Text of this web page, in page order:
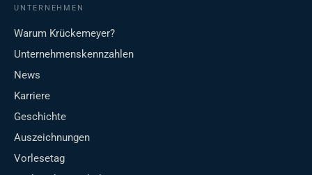
UNTERNEHMEN
Warum Krückemeyer?
Unternehmenskennzahlen
News
Karriere
Geschichte
Auszeichnungen
Vorlesetag